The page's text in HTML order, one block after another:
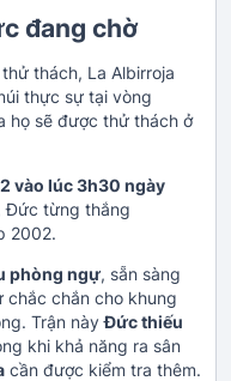
đang chờ
thách, La Albirroja
thực sự tại vòng
họ sẽ được thử thách ở
vào lúc 3h30 ngày
Đức từng thắng
2002.
phòng ngự, sẵn sàng
chắc chắn cho khung
Trận nàyĐức thiếu
khi khả năng ra sân
cần được kiểm tra thêm.